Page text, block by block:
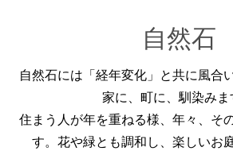
自然石
自然石には「経年変化」と共に風合
家に、町に、馴染みま
住まう人が年を重ねる様、年々、そ
す。花や緑とも調和し、楽しいお